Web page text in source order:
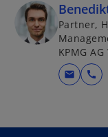
Partner,
KPMG
mail call